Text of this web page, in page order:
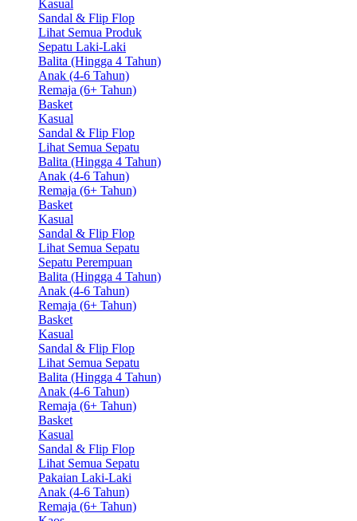
Kasual
Sandal & Flip Flop
Lihat Semua Produk
Sepatu Laki-Laki
Balita (Hingga 4 Tahun)
Anak (4-6 Tahun)
Remaja (6+ Tahun)
Basket
Kasual
Sandal & Flip Flop
Lihat Semua Sepatu
Balita (Hingga 4 Tahun)
Anak (4-6 Tahun)
Remaja (6+ Tahun)
Basket
Kasual
Sandal & Flip Flop
Lihat Semua Sepatu
Sepatu Perempuan
Balita (Hingga 4 Tahun)
Anak (4-6 Tahun)
Remaja (6+ Tahun)
Basket
Kasual
Sandal & Flip Flop
Lihat Semua Sepatu
Balita (Hingga 4 Tahun)
Anak (4-6 Tahun)
Remaja (6+ Tahun)
Basket
Kasual
Sandal & Flip Flop
Lihat Semua Sepatu
Pakaian Laki-Laki
Anak (4-6 Tahun)
Remaja (6+ Tahun)